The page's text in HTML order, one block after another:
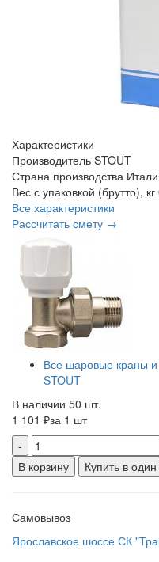
Характеристики
Производитель STOUT
Страна производства
Вес с упаковкой (брутто), кг
Все характеристики
Рассчитать смету →
Все шаровые краны
STOUT
В наличии 50 шт.
1 101 ₽за 1 шт
-
В корзину
Купить в один
Самовывоз
Ярославское шоссе СК